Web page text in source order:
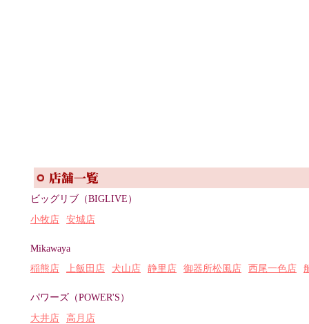
ビッグリブ（BIGLIVE）
小牧店
安城店
Mikawaya
稲熊店
上飯田店 犬山店 静里店 御器所松風店 西尾一色店
パワーズ（POWER'S）
大井店
高月店